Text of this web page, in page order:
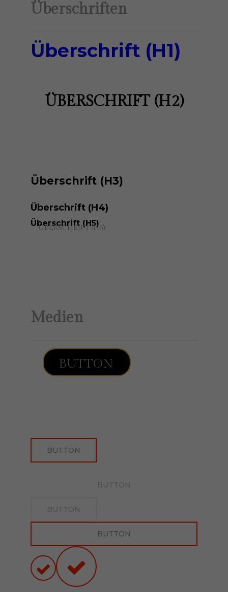
und wie sie aussehen.
Überschriften
Überschrift (H1)
ÜBERSCHRIFT (H2)
Überschrift (H3)
Überschrift (H4)
Überschrift (H5)
ÜBERSCHRIFT (H6)
Medien
BUTTON
BUTTON
BUTTON
BUTTON
BUTTON